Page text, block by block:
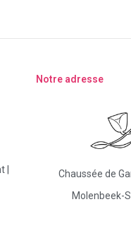
|
Notre adresse
Chaussée de
Molenbeek-